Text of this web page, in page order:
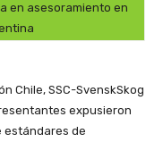
en asesoramiento en
Chile, SSC-SvenskSkog
expusieron
estándares de